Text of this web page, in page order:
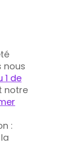
nous
1 de
notre
: